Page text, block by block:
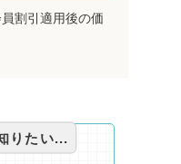
割引適用後の価
りたい...